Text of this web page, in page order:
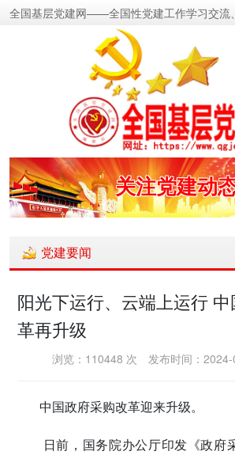
密切党群关系
传递党的声
关注党建动
党建要闻
阳光下运行、云端上运行
革再升级
浏览：110448 次 发布时间：
中国政府采购改革迎来升级。
日前，国务院办公厅印发《政府